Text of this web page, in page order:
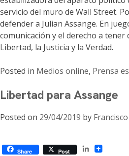
servicio del muro de Wall Street.
defender a Julian Assange. En
comunicación y el derecho a tener
Libertad, la Justicia y la Verdad.
Posted in Medios online, Prensa
Libertad para Assange
Posted on 29/04/2019 by
Share Post LinkedIn